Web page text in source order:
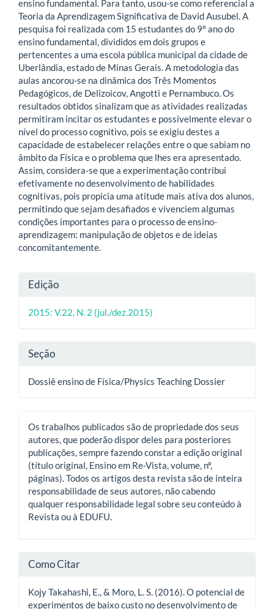
ensino fundamental. Para tanto, usou-se como referencial a
Teoria da Aprendizagem Significativa de David Ausubel. A
pesquisa foi realizada com 15 estudantes do 9º ano do
ensino fundamental, divididos em dois grupos e
pertencentes a uma escola pública municipal da cidade de
Uberlândia, estado de Minas Gerais. A metodologia das
aulas ancorou-se na dinâmica dos Três Momentos
Pedagógicos, de Delizoicov, Angotti e Pernambuco. Os
resultados obtidos sinalizam que as atividades realizadas
permitiram incitar os estudantes e possivelmente elevar o
nível do processo cognitivo, pois se exigiu destes a
capacidade de estabelecer relações entre o que sabiam no
âmbito da Física e o problema que lhes era apresentado.
Assim, considera-se que a experimentação contribui
efetivamente no desenvolvimento de habilidades
cognitivas, pois propicia uma atitude mais ativa dos alunos,
permitindo que sejam desafiados e vivenciem algumas
condições importantes para o processo de ensino-
aprendizagem: manipulação de objetos e de ideias
concomitantemente.
Detalhes
do
Edição
2015: V.22, N. 2 (jul./dez.2015)
Seção
Dossiê ensino de Física/Physics Teaching Dossier
Os trabalhos publicados são de propriedade dos seus
autores, que poderão dispor deles para posteriores
publicações, sempre fazendo constar a edição original
(título original, Ensino em Re-Vista, volume, nº,
páginas). Todos os artigos desta revista são de inteira
responsabilidade de seus autores, não cabendo
qualquer responsabilidade legal sobre seu conteúdo à
Revista ou à EDUFU.
Como Citar
Kojy Takahashi, E., & Moro, L. S. (2016). O potencial de
experimentos de baixo custo no desenvolvimento de